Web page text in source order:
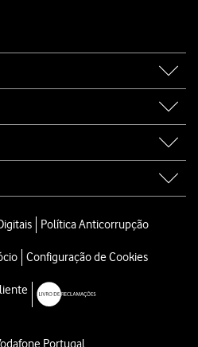
Política Anticorrupção
Configuração de Cookies
Portugal